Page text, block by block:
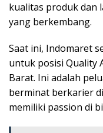
kualitas produk dan
yang berkembang.
Saat ini, Indomaret
untuk posisi Quality
Barat. Ini adalah
berminat berkarier
memiliki passion di